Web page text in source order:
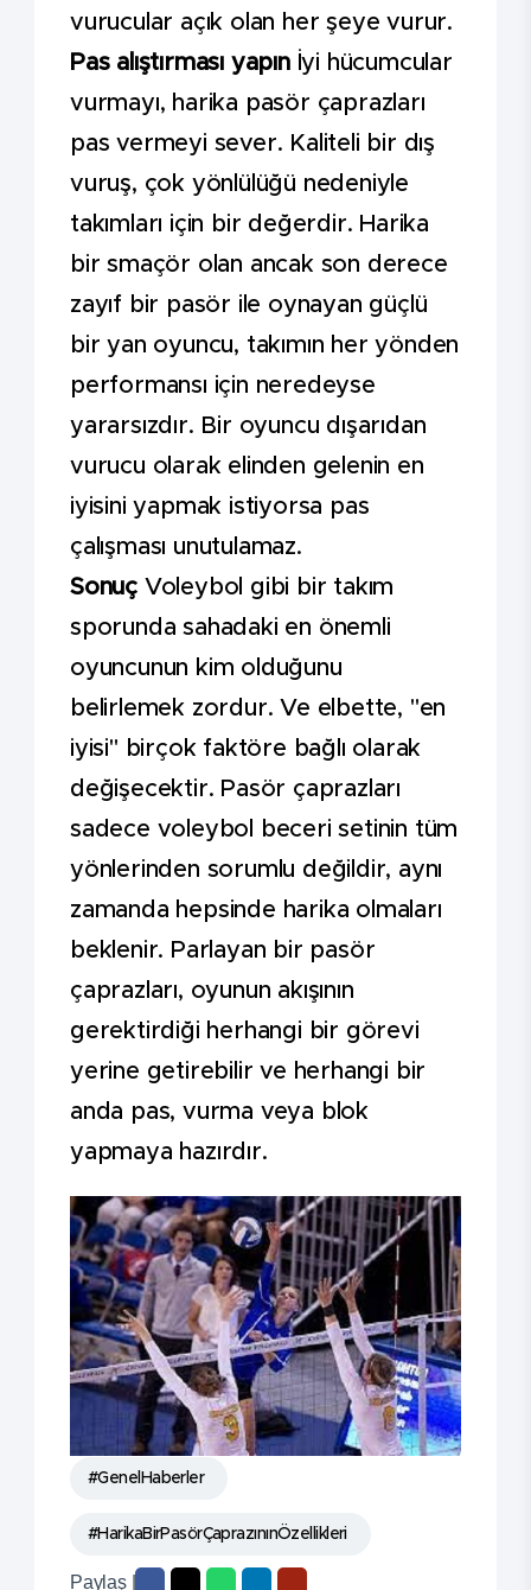
vurucular açık olan her şeye vurur.
Pas alıştırması yapın İyi hücumcular
vurmayı, harika pasör çaprazları
pas vermeyi sever. Kaliteli bir dış
vuruş, çok yönlülüğü nedeniyle
takımları için bir değerdir. Harika
bir smaçör olan ancak son derece
zayıf bir pasör ile oynayan güçlü
bir yan oyuncu, takımın her yönden
performansı için neredeyse
yararsızdır. Bir oyuncu dışarıdan
vurucu olarak elinden gelenin en
iyisini yapmak istiyorsa pas
çalışması unutulamaz.
Sonuç Voleybol gibi bir takım
sporunda sahadaki en önemli
oyuncunun kim olduğunu
belirlemek zordur. Ve elbette, "en
iyisi" birçok faktöre bağlı olarak
değişecektir. Pasör çaprazları
sadece voleybol beceri setinin tüm
yönlerinden sorumlu değildir, aynı
zamanda hepsinde harika olmaları
beklenir. Parlayan bir pasör
çaprazları, oyunun akışının
gerektirdiği herhangi bir görevi
yerine getirebilir ve herhangi bir
anda pas, vurma veya blok
yapmaya hazırdır.
#GenelHaberler
#HarikaBirPasörÇaprazınınÖzellikleri
Paylaş |